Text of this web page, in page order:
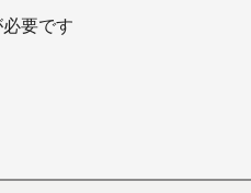
要です